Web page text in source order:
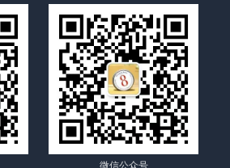
微信公众号